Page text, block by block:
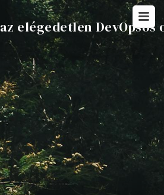
az elégedetlen DevOpsos